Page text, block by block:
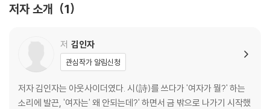
주 공산성｜손경전｜무량대수無量大數｜내 숨의 기원｜다정한 소란
3부. 삭제된 문장들은 어디로 사라졌을까
불안이 물처럼 찰랑거리다｜장마｜이방인을 읽는 오후｜우리 사이｜곡
비哭婢｜무음으로 스며드는 풍경이 있다｜사랑이 아닌 그 모든 것들｜
저자 소개 1
저 김인자
관심작가 알림신청
저자 김인자는 아웃사이더였다. 시(詩)를 쓰다가 '여자가 뭘?' 하는
소리에 발끈, '여자는' 왜 안되는데?' 하면서 금 밖으로 나가기 시작했